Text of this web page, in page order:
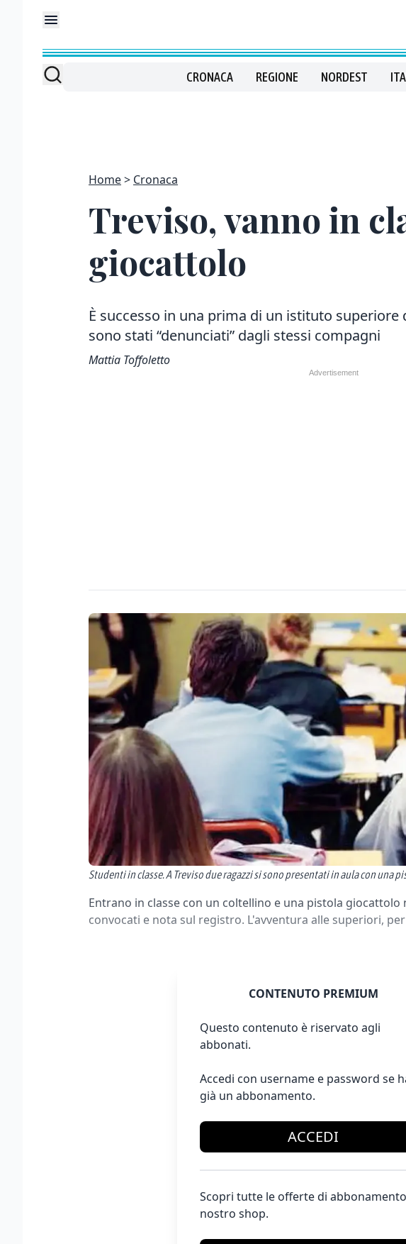
CRONACA REGIONE NORDEST
Home Cronaca
Treviso, vanno in
giocattolo
È successo in una prima di un istituto superiore
sono stati “denunciati” dagli stessi compagni
Mattia Toffoletto
Studenti in classe. A Treviso due ragazzi si sono presentati in aula con una
Entrano in classe con un coltellino e una pistola giocattolo
convocati e nota sul registro. L'avventura alle superiori,
CONTENUTO PREMIUM
Questo contenuto è riservato agli
abbonati.
Accedi con username e password se
già un abbonamento.
ACCEDI
Scopri tutte le offerte di
nostro shop.